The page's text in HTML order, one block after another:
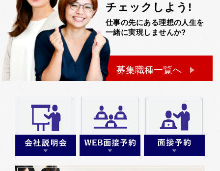
チェックしよう!
仕事の先にある理想の人生を
一緒に実現しませんか?
募集職種一覧へ